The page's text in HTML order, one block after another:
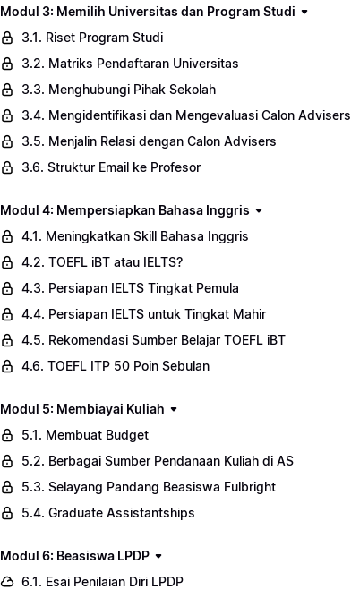
Modul 3: Memilih Universitas dan Program Studi
3.1. Riset Program Studi
3.2. Matriks Pendaftaran Universitas
3.3. Menghubungi Pihak Sekolah
3.4. Mengidentifikasi dan Mengevaluasi Calon Advisers
3.5. Menjalin Relasi dengan Calon Advisers
3.6. Struktur Email ke Profesor
Modul 4: Mempersiapkan Bahasa Inggris
4.1. Meningkatkan Skill Bahasa Inggris
4.2. TOEFL iBT atau IELTS?
4.3. Persiapan IELTS Tingkat Pemula
4.4. Persiapan IELTS untuk Tingkat Mahir
4.5. Rekomendasi Sumber Belajar TOEFL iBT
4.6. TOEFL ITP 50 Poin Sebulan
Modul 5: Membiayai Kuliah
5.1. Membuat Budget
5.2. Berbagai Sumber Pendanaan Kuliah di AS
5.3. Selayang Pandang Beasiswa Fulbright
5.4. Graduate Assistantships
Modul 6: Beasiswa LPDP
6.1. Esai Penilaian Diri LPDP